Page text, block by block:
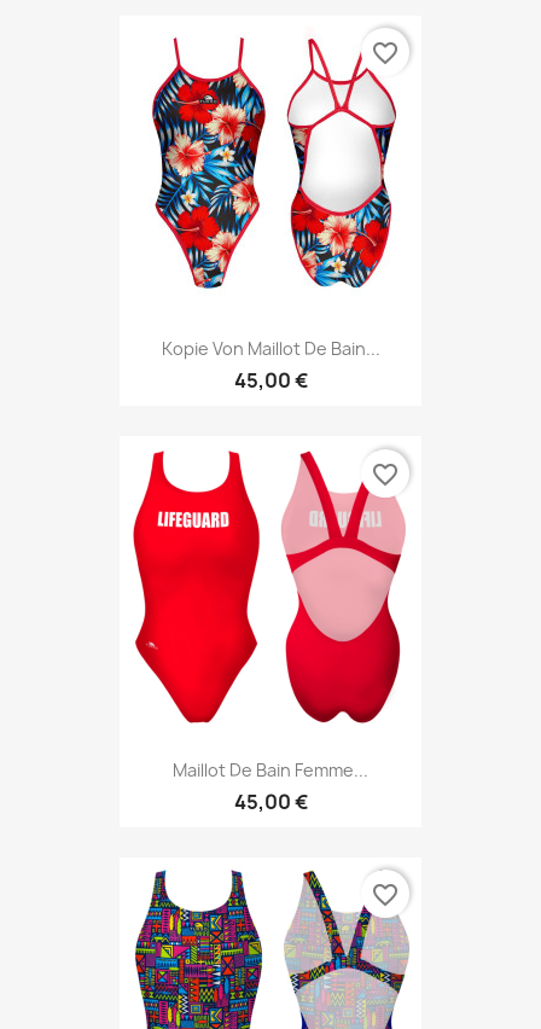
Kopie Von Maillot De Bain...
45,00 €
favorite_border
Maillot De Bain Femme...
45,00 €
favorite_border
favorite_border